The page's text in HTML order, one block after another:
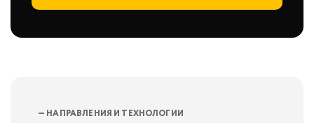
— НАПРАВЛЕНИЯ И ТЕХНОЛОГИИ